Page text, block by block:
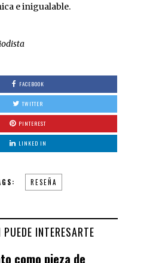
e inigualable.
FACEBOOK
TWITTER
PINTEREST
LINKED IN
RESEÑA
INTERESARTE
como pieza de